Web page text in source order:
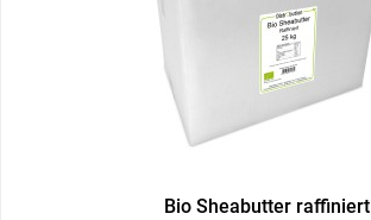
Bio Sheabutter raffiniert